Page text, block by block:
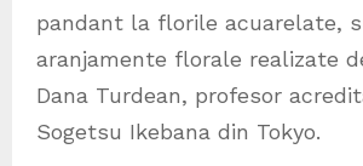
pandant la florile acuarelate,
aranjamente florale realizate
Dana Turdean, profesor
Sogetsu Ikebana din Tokyo.